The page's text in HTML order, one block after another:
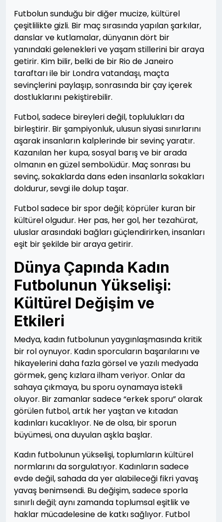
Futbolun sunduğu bir diğer mucize, kültürel
çeşitlilikte gizli. Bir maç sırasında yapılan şarkılar,
danslar ve kutlamalar, dünyanın dört bir
yanındaki gelenekleri ve yaşam stillerini bir araya
getirir. Kim bilir, belki de bir Rio de Janeiro
taraftarı ile bir Londra vatandaşı, maçta
sevinçlerini paylaşıp, sonrasında bir çay içerek
dostluklarını pekiştirebilir.
Futbol, sadece bireyleri değil, toplulukları da
birleştirir. Bir şampiyonluk, ulusun siyasi sınırlarını
aşarak insanların kalplerinde bir sevinç yaratır.
Kazanılan her kupa, sosyal barış ve bir arada
olmanın en güzel sembolüdür. Maç sonrası bu
sevinç, sokaklarda dans eden insanlarla sokakları
doldurur, sevgi ile dolup taşar.
Futbol sadece bir spor değil; köprüler kuran bir
kültürel olgudur. Her pas, her gol, her tezahürat,
uluslar arasındaki bağları güçlendirirken, insanları
eşit bir şekilde bir araya getirir.
Dünya Çapında Kadın
Futbolunun Yükselişi:
Kültürel Değişim ve
Etkileri
Medya, kadın futbolunun yaygınlaşmasında kritik
bir rol oynuyor. Kadın sporcuların başarılarını ve
hikayelerini daha fazla görsel ve yazılı medyada
görmek, genç kızlara ilham veriyor. Onlar da
sahaya çıkmaya, bu sporu oynamaya istekli
oluyor. Bir zamanlar sadece “erkek sporu” olarak
görülen futbol, artık her yaştan ve kıtadan
kadınları kucaklıyor. Ne de olsa, bir sporun
büyümesi, ona duyulan aşkla başlar.
Kadın futbolunun yükselişi, toplumların kültürel
normlarını da sorgulatıyor. Kadınların sadece
evde değil, sahada da yer alabileceği fikri yavaş
yavaş benimsendi. Bu değişim, sadece sporla
sınırlı değil; aynı zamanda toplumsal eşitlik ve
haklar mücadelesine de katkı sağlıyor. Futbol